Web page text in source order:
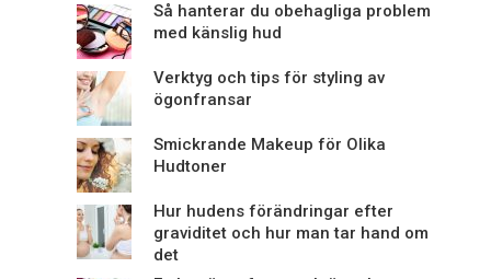
Så hanterar du obehagliga problem
med känslig hud
Verktyg och tips för styling av
ögonfransar
Smickrande Makeup för Olika
Hudtoner
Hur hudens förändringar efter
graviditet och hur man tar hand om
det